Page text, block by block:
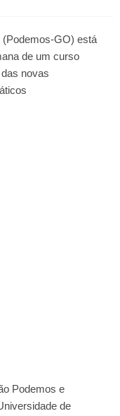
(Podemos-GO) está
de um curso
novas
Podemos e
de